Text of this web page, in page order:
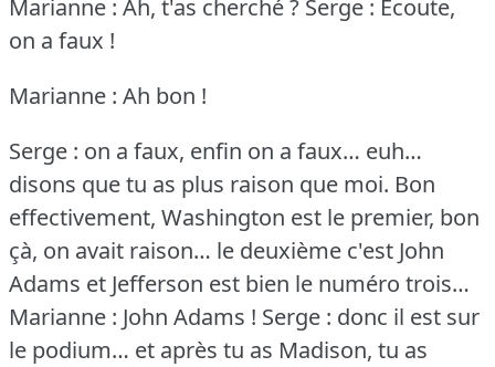
Marianne : Ah, t'as cherché ? Serge : Ecoute,
on a faux !
Marianne : Ah bon !
Serge : on a faux, enfin on a faux… euh…
disons que tu as plus raison que moi. Bon
effectivement, Washington est le premier, bon
çà, on avait raison… le deuxième c'est John
Adams et Jefferson est bien le numéro trois…
Marianne : John Adams ! Serge : donc il est sur
le podium… et après tu as Madison, tu as